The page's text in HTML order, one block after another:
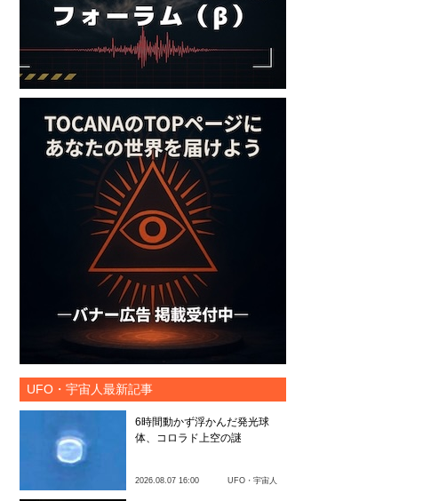
UFO・宇宙人最新記事
6時間動かず浮かんだ発光球
体、コロラド上空の謎
2026.08.07 16:00 UFO・宇宙人